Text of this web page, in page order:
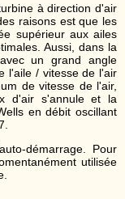
à direction d'air
raisons est que les
supérieur aux ailes
Aussi, dans la
un grand angle
l'aile / vitesse de l'air
de vitesse de l'air,
d'air s'annule et la
en débit oscillant
démarrage. Pour
utilisée